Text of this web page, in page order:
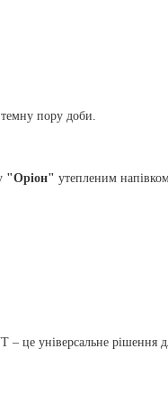
пору доби.
"Оріон" утепленим
– це універсальне рішення